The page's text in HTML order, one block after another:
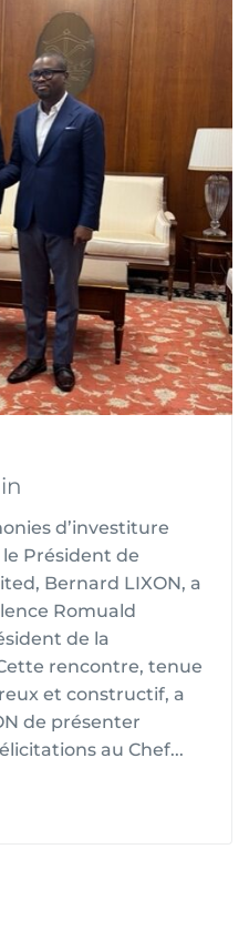
d’investiture
Président de
Bernard LIXON, a
Romuald
de la
rencontre, tenue
et constructif, a
de présenter
au Chef...